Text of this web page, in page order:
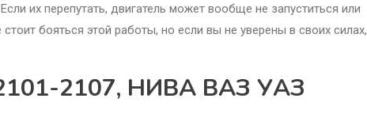
их перепутать, двигатель может вообще не запуститься или
бояться этой работы, но если вы не уверены в своих силах,
2101-2107, НИВА ВАЗ УАЗ